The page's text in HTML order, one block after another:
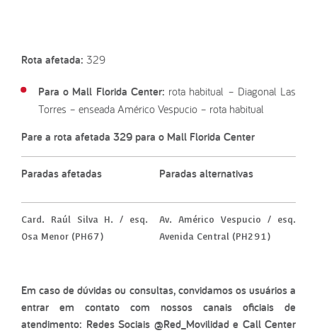
Rota afetada: 329
Para o Mall Florida Center: rota habitual – Diagonal Las
Torres – enseada Américo Vespucio – rota habitual
Pare a rota afetada 329 para o Mall Florida Center
Paradas afetadas Paradas alternativas
Card. Raúl Silva H. / esq.
Osa Menor (PH67)
Av. Américo Vespucio / esq.
Avenida Central (PH291)
Em caso de dúvidas ou consultas, convidamos os usuários a
entrar em contato com nossos canais oficiais de
atendimento: Redes Sociais @Red_Movilidad e Call Center